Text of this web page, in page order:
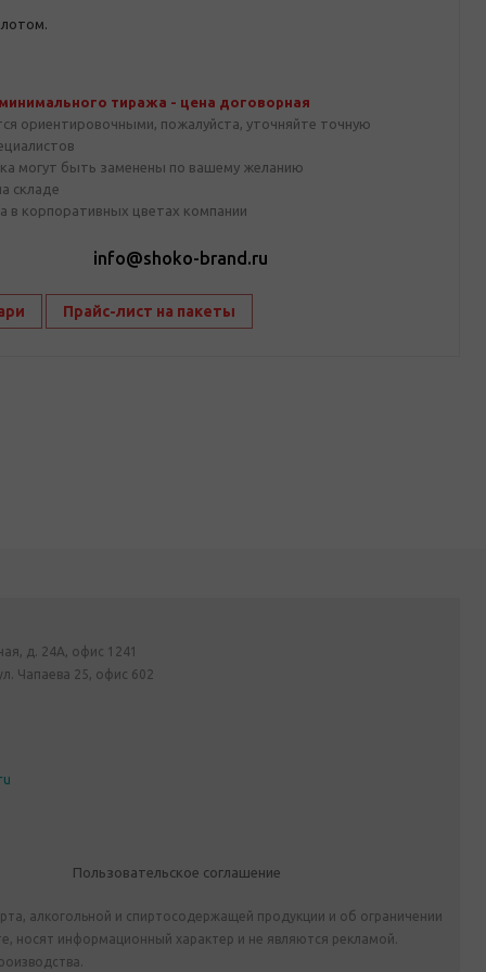
тиража - цена договорная
ориентировочными, пожалуйста, уточняйте точную
могут быть заменены по вашему желанию
складе
в корпоративных цветах компании
info@shoko-brand.ru
Прайс-лист на пакеты
д. 24А, офис 1241
Чапаева 25, офис 602
Пользовательское соглашение
алкогольной и спиртосодержащей продукции и об ограничении
носят информационный характер и не являются рекламой.